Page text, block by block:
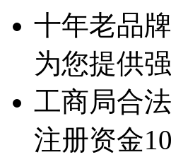
十年老品牌
为您提供
工商局合
注册资金